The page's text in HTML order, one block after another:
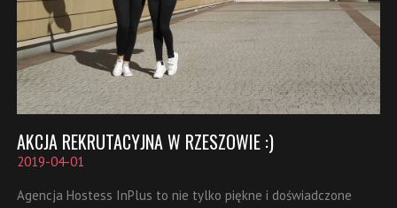
AKCJA REKRUTACYJNA W RZESZOWIE :)
2019-04-01
Agencja Hostess InPlus to nie tylko piękne i doświadczone